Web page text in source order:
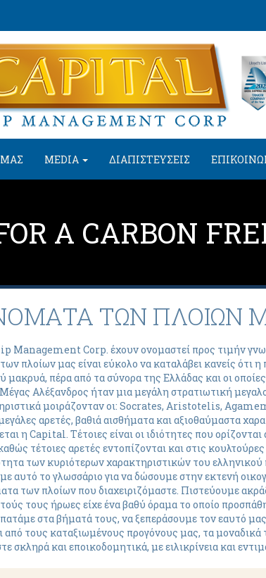
MEDIA ΔΙΑΠΙΣΤΕΥΣΕΙΣ
A CARBON
ΤΩΝ ΠΛΟΙΩΝ
Management Corp. έχουν ονομαστεί προς τιμήν
πλοίων μας είναι εύκολο να καταλάβει κανείς ότι
πέρα από τα σύνορα της Ελλάδας και οι
Αλέξανδρος ήταν μια μεγάλη στρατιωτική
μοιράζονταν οι: Socrates, Aristotelis,
αρετές, βαθιά αισθήματα και αξιοθαύμαστα
η Capital. Τέτοιες είναι οι ιδιότητες που
τέτοιες αρετές εντοπίζονται και στις
των κυριότερων χαρακτηριστικών του
το γλωσσάριο για να δώσουμε στην εκτενή
των πλοίων που διαχειριζόμαστε. Πιστεύουμε
τους ήρωες είχε ένα βαθύ όραμα το οποίο
στα βήματά τους, να ξεπεράσουμε τον εαυτό
τους καταξιωμένους προγόνους μας, τα μοναδικά
και εποικοδομητικά, με ειλικρίνεια και